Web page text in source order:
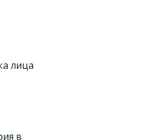
лица
в